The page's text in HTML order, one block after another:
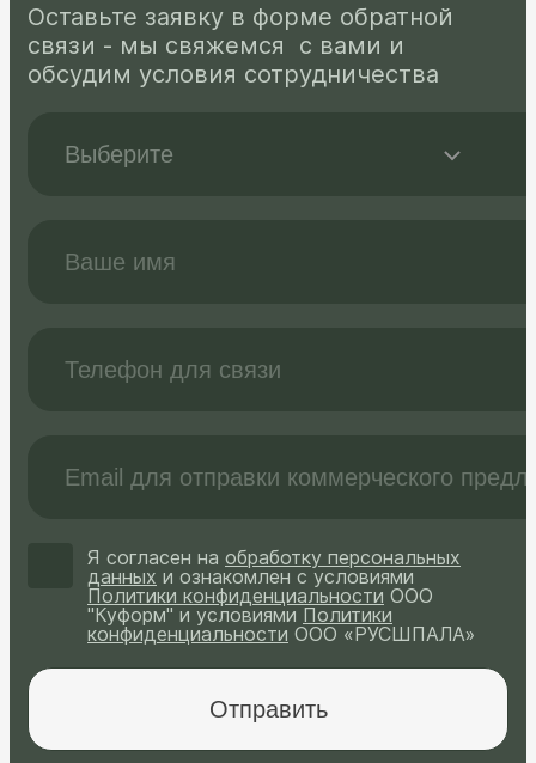
Оставьте заявку в форме обратной
связи - мы свяжемся с вами и
обсудим условия сотрудничества
Я согласен на обработку персональных
данных и ознакомлен с условиями
Политики конфиденциальности ООО
"Куформ" и условиями Политики
конфиденциальности ООО «РУСШПАЛА»